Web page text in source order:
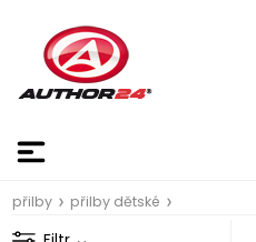
přilby přilby dětské